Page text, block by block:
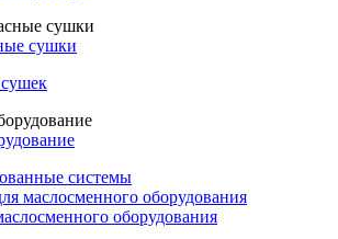
сушки
системы
маслосменного оборудования
оборудования